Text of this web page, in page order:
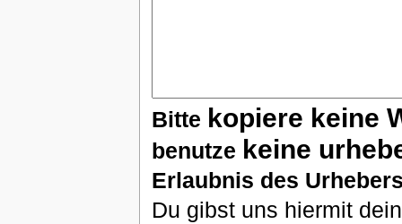
Bitte kopiere keine
benutze keine
Erlaubnis des
Du gibst uns hiermit